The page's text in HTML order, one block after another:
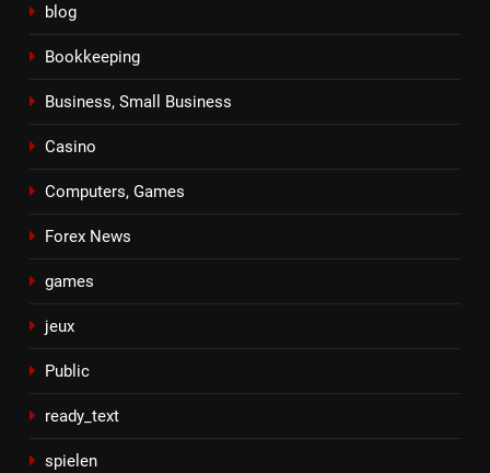
blog
Bookkeeping
Business, Small Business
Casino
Computers, Games
Forex News
games
jeux
Public
ready_text
spielen